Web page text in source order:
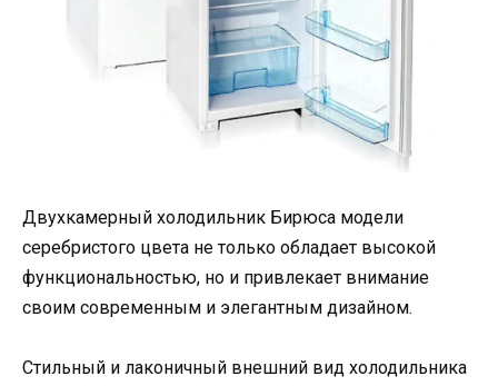
Двухкамерный холодильник Бирюса модели
серебристого цвета не только обладает высокой
функциональностью, но и привлекает внимание
своим современным и элегантным дизайном.
Стильный и лаконичный внешний вид холодильника